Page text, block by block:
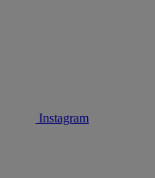
Instagram